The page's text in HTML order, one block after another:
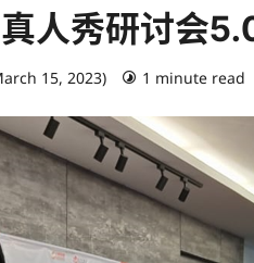
人秀研讨会
15, 2023) 1 minute read